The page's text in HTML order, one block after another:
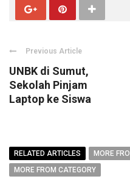
Previous Article
UNBK di Sumut,
Sekolah Pinjam
Laptop ke Siswa
RELATED ARTICLES
MORE
MORE FROM CATEGORY